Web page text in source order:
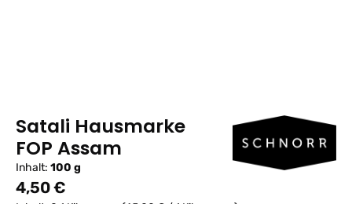
Satali Hausmarke
FOP Assam
Inhalt: 100 g
Regulärer Preis:
4,50 €